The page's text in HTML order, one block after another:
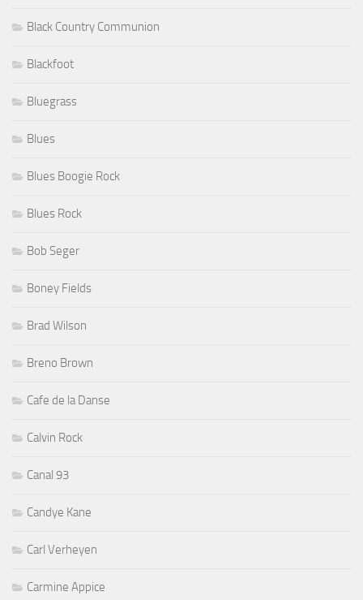
Black Country Communion
Blackfoot
Bluegrass
Blues
Blues Boogie Rock
Blues Rock
Bob Seger
Boney Fields
Brad Wilson
Breno Brown
Cafe de la Danse
Calvin Rock
Canal 93
Candye Kane
Carl Verheyen
Carmine Appice